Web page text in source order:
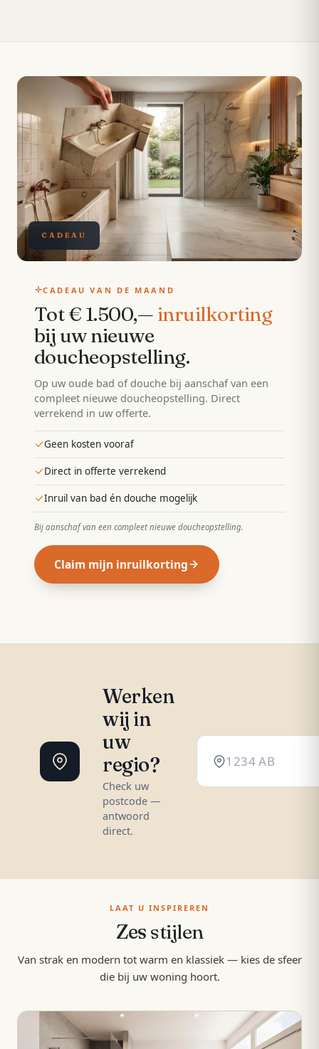
CADEAU
CADEAU VAN DE MAAND
Tot € 1.500,— inruilkorting
bij uw nieuwe
doucheopstelling.
Op uw oude bad of douche bij aanschaf van een
compleet nieuwe doucheopstelling. Direct
verrekend in uw offerte.
Geen kosten vooraf
Direct in offerte verrekend
Inruil van bad én douche mogelijk
Bij aanschaf van een compleet nieuwe doucheopstelling.
Claim mijn inruilkorting
Werken
wij in
uw
regio?
Check uw
postcode —
antwoord
direct.
LAAT U INSPIREREN
Zes stijlen
Van strak en modern tot warm en klassiek — kies de sfeer
die bij uw woning hoort.